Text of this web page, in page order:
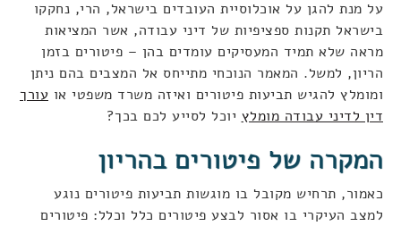
על מנת להגן על אוכלוסיית העובדים בישראל, הרי, נחקקו
בישראל תקנות ספציפיות של דיני עבודה, אשר המציאות
מראה שלא תמיד המעסיקים עומדים בהן – פיטורים בזמן
הריון, למשל. המאמר הנוכחי מתייחס אל המצבים בהם ניתן
ומומלץ להגיש תביעות פיטורים ואיזה משרד משפטי או עורך
דין לדיני עבודה מומלץ יוכל לסייע לכם בכך?
המקרה של פיטורים בהריון
כאמור, תרחיש מקובל בו מוגשות תביעות פיטורים נוגע
למצב העיקרי בו אסור לבצע פיטורים כלל וכלל: פיטורים